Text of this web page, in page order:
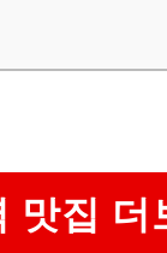
맛집 더